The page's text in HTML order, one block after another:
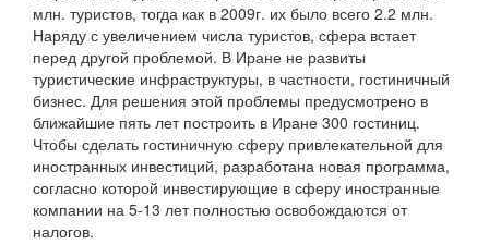
млн. туристов, тогда как в 2009г. их было всего 2.2 млн.
Наряду с увеличением числа туристов, сфера встает
перед другой проблемой. В Иране не развиты
туристические инфраструктуры, в частности, гостиничный
бизнес. Для решения этой проблемы предусмотрено в
ближайшие пять лет построить в Иране 300 гостиниц.
Чтобы сделать гостиничную сферу привлекательной для
иностранных инвестиций, разработана новая программа,
согласно которой инвестирующие в сферу иностранные
компании на 5-13 лет полностью освобождаются от
налогов.